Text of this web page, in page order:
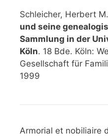
Schleicher, Herbert
und seine
Sammlung in der
Köln. 18 Bde. Köln:
Gesellschaft für
1999
Armorial et nobiliaire